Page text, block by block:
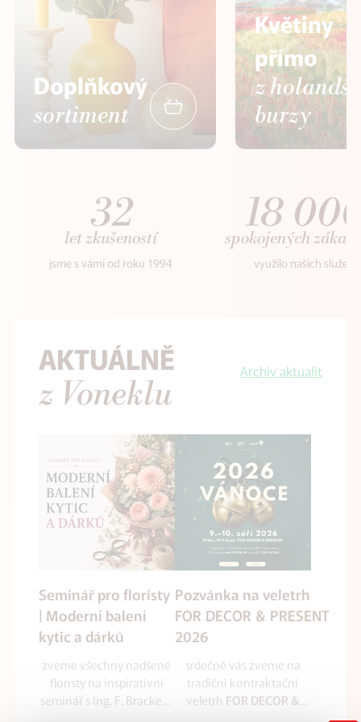
Doplňkový
sortiment
Květiny
přímo
z
burzy
32
let zkušeností
jsme s vámi od roku 1994
18
spokojených
využilo našich služeb
AKTUÁLNĚ
z Voneklu
Archiv aktualit
Seminář pro floristy
| Moderní balení
kytic a dárků
zveme všechny nadšené
floristy na inspirativní
seminář s Ing. F. Brackem
Pozvánka na veletrh
FOR DECOR & PRESENT
2026
srdečně vás zveme na
tradiční kontraktační
veletrh FOR DECOR &